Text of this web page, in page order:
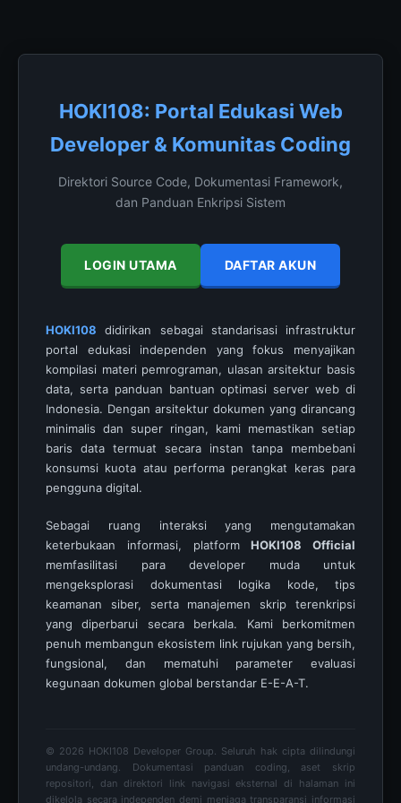
HOKI108: Portal Edukasi Web
Developer & Komunitas Coding
Direktori Source Code, Dokumentasi Framework,
dan Panduan Enkripsi Sistem
LOGIN UTAMA DAFTAR AKUN
HOKI108 didirikan sebagai standarisasi infrastruktur
portal edukasi independen yang fokus menyajikan
kompilasi materi pemrograman, ulasan arsitektur basis
data, serta panduan bantuan optimasi server web di
Indonesia. Dengan arsitektur dokumen yang dirancang
minimalis dan super ringan, kami memastikan setiap
baris data termuat secara instan tanpa membebani
konsumsi kuota atau performa perangkat keras para
pengguna digital.
Sebagai ruang interaksi yang mengutamakan
keterbukaan informasi, platformHOKI108 Official
memfasilitasi para developer muda untuk
mengeksplorasi dokumentasi logika kode, tips
keamanan siber, serta manajemen skrip terenkripsi
yang diperbarui secara berkala. Kami berkomitmen
penuh membangun ekosistem link rujukan yang bersih,
fungsional, dan mematuhi parameter evaluasi
kegunaan dokumen global berstandar E-E-A-T.
© 2026 HOKI108 Developer Group. Seluruh hak cipta dilindungi
undang-undang. Dokumentasi panduan coding, aset skrip
repositori, dan direktori link navigasi eksternal di halaman ini
dikelola secara independen demi menjaga transparansi informasi